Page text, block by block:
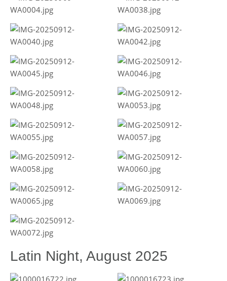
Latin Night, August 2025